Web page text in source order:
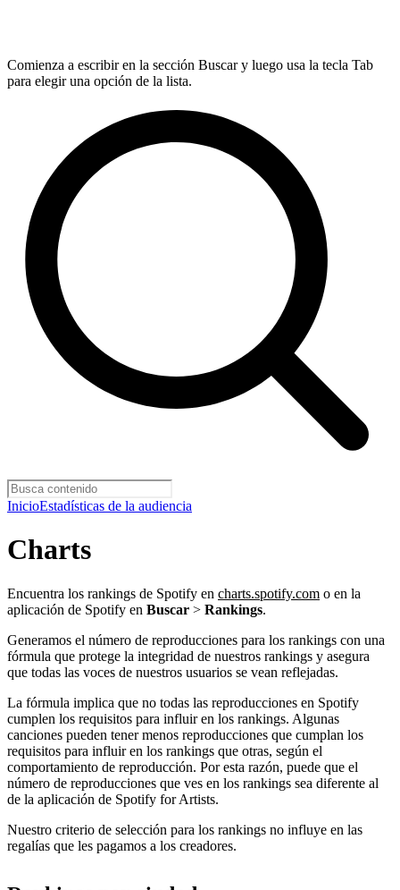
Comienza a escribir en la sección Buscar y luego usa la tecla Tab
para elegir una opción de la lista.
InicioEstadísticas de la audiencia
Charts
Encuentra los rankings de Spotify en charts.spotify.com o en la
aplicación de Spotify en Buscar > Rankings.
Generamos el número de reproducciones para los rankings con una
fórmula que protege la integridad de nuestros rankings y asegura
que todas las voces de nuestros usuarios se vean reflejadas.
La fórmula implica que no todas las reproducciones en Spotify
cumplen los requisitos para influir en los rankings. Algunas
canciones pueden tener menos reproducciones que cumplan los
requisitos para influir en los rankings que otras, según el
comportamiento de reproducción. Por esta razón, puede que el
número de reproducciones que ves en los rankings sea diferente al
de la aplicación de Spotify for Artists.
Nuestro criterio de selección para los rankings no influye en las
regalías que les pagamos a los creadores.